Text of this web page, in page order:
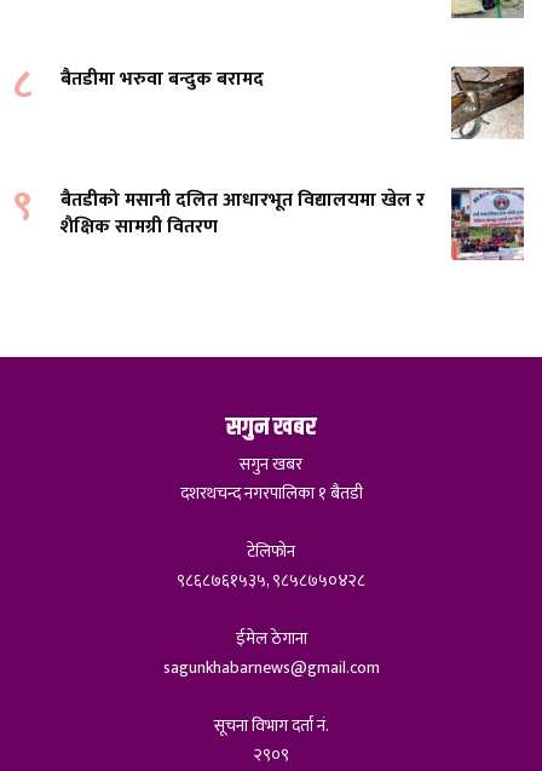
८ बैतडीमा भरुवा बन्दुक बरामद
९
बैतडीको मसानी दलित आधारभूत विद्यालयमा खेल र
शैक्षिक सामग्री वितरण
सगुन खबर
सगुन खबर
दशरथचन्द नगरपालिका १ बैतडी
टेलिफोन
९८६८७६१५३५, ९८५८७५०४२८
ईमेल ठेगाना
sagunkhabarnews@gmail.com
सूचना विभाग दर्ता नं.
२९०९